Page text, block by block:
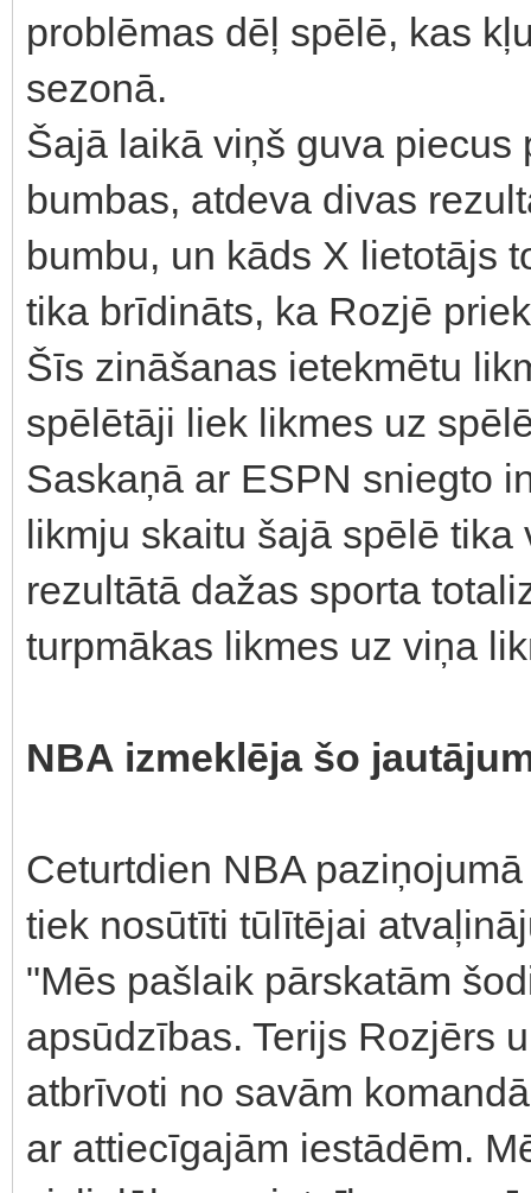
problēmas dēļ spēlē, kas
sezonā.
Šajā laikā viņš guva
bumbas, atdeva divas
bumbu, un kāds X lietotājs
tika brīdināts, ka Rozjē
Šīs zināšanas ietekmētu
spēlētāji liek likmes uz
Saskaņā ar ESPN sniegto
likmju skaitu šajā spēlē
rezultātā dažas sporta
turpmākas likmes uz viņa
NBA izmeklēja šo
Ceturtdien NBA
tiek nosūtīti tūlītējai
"Mēs pašlaik pārskatām
apsūdzības. Terijs Rozjērs
atbrīvoti no savām
ar attiecīgajām iestādēm.